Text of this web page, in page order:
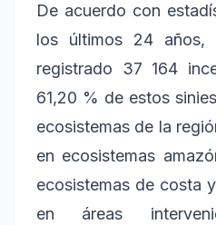
De acuerdo con
los últimos 24
registrado 37 164
61,20 % de estos
ecosistemas de la
en ecosistemas
ecosistemas de costa
en áreas